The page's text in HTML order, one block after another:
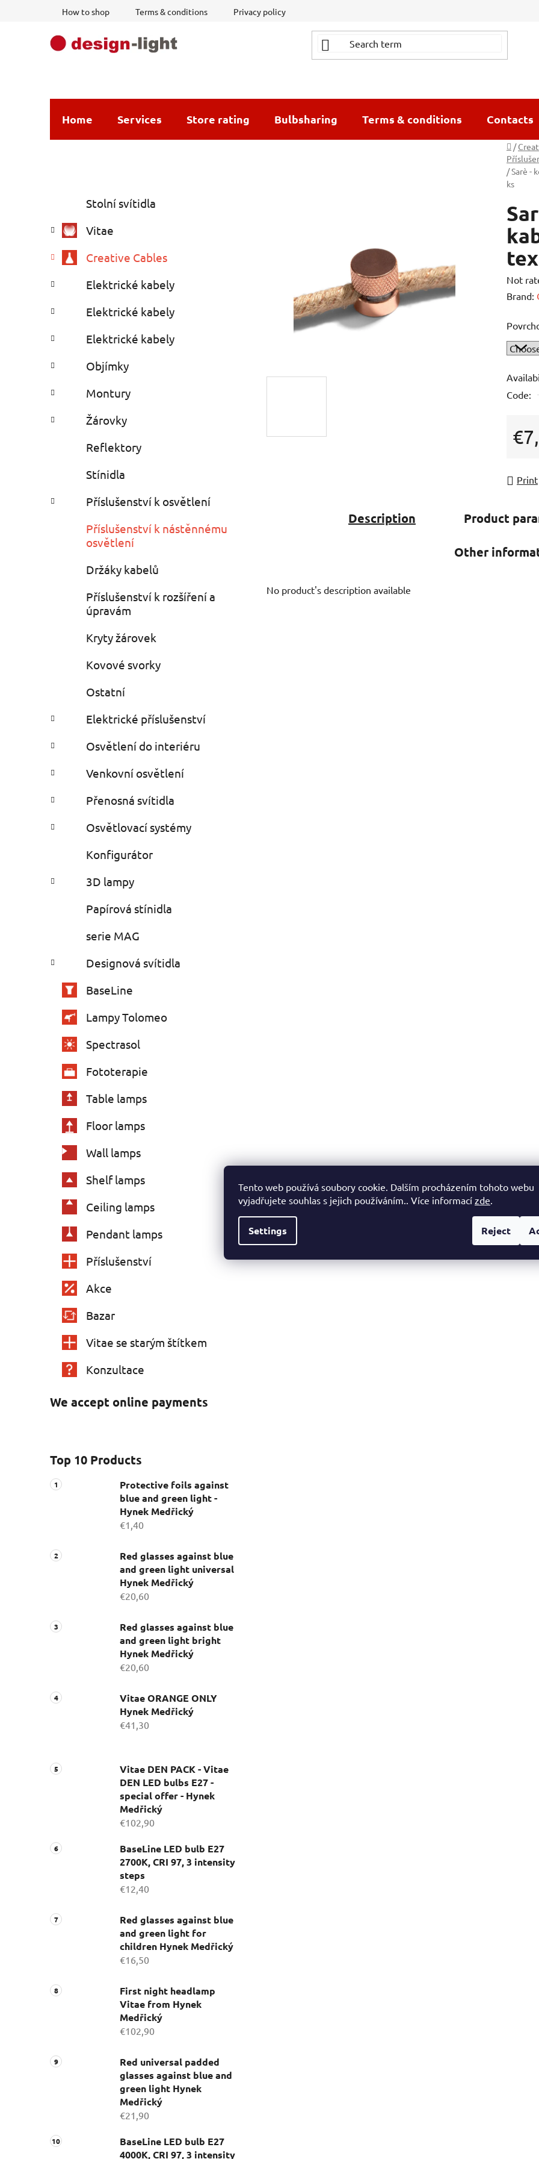
Tento web používá soubory cookie. Dalším procházením tohoto webu
vyjadřujete souhlas s jejich používáním.. Více informací zde.
Settings Reject
How to shop Terms & conditions Privacy policy
Home Services Store rating Bulbsharing Terms & conditions Contacts
Home
/
/Sarè -
ks
d
b
r
categories
e
o
i
s
Stolní svítidla
Vitae
Creative Cables
Elektrické kabely
Elektrické kabely
Elektrické kabely
Objímky
Montury
Žárovky
Reflektory
Stínidla
Příslušenství k osvětlení
Příslušenství k nástěnnému
osvětlení
Držáky kabelů
Příslušenství k rozšíření a
úpravám
Kryty žárovek
Kovové svorky
Ostatní
Elektrické příslušenství
Osvětlení do interiéru
Venkovní osvětlení
Přenosná svítidla
Osvětlovací systémy
Konfigurátor
3D lampy
Papírová stínidla
serie MAG
Designová svítidla
BaseLine
Lampy Tolomeo
Spectrasol
Fototerapie
Table lamps
Floor lamps
Wall lamps
Shelf lamps
Ceiling lamps
Pendant lamps
Příslušenství
Akce
Bazar
Vitae se starým štítkem
Konzultace
We accept online payments
Top 10 Products
Protective foils against
blue and green light -
Hynek Medřický
€1,40
Red glasses against blue
and green light universal
Hynek Medřický
€20,60
Red glasses against blue
and green light bright
Hynek Medřický
€20,60
Vitae ORANGE ONLY
Hynek Medřický
€41,30
Vitae DEN PACK - Vitae
DEN LED bulbs E27 -
special offer - Hynek
Medřický
€102,90
BaseLine LED bulb E27
2700K, CRI 97, 3 intensity
steps
€12,40
Red glasses against blue
and green light for
children Hynek Medřický
€16,50
First night headlamp
Vitae from Hynek
Medřický
€102,90
Red universal padded
glasses against blue and
green light Hynek
Medřický
€21,90
BaseLine LED bulb E27
4000K, CRI 97, 3 intensity
The
rating
is
out
of
Not
Brand:
Code:
Print
Description Product
Other
No product's description available